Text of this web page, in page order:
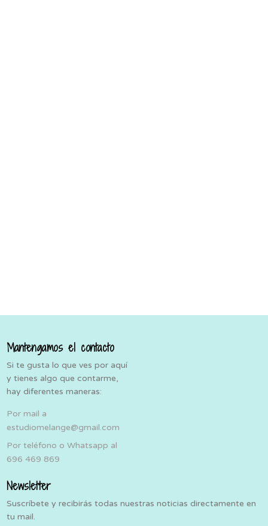
Mantengamos el contacto
Si te gusta lo que ves por aquí
y tienes algo que contarme,
hay diferentes maneras:
Por mail a
estudiomelange@gmail.com
Por teléfono o Whatsapp al
696 469 869
Newsletter
Suscríbete y recibirás todas nuestras noticias directamente en
tu mail.